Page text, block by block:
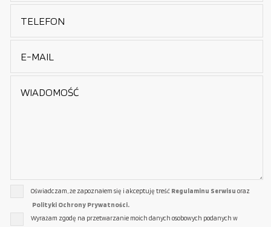
Oświadczam, że zapoznałem się i akceptuję treść Regulaminu Serwisu oraz
Polityki Ochrony Prywatności.
Wyrażam zgodę na przetwarzanie moich danych osobowych podanych w